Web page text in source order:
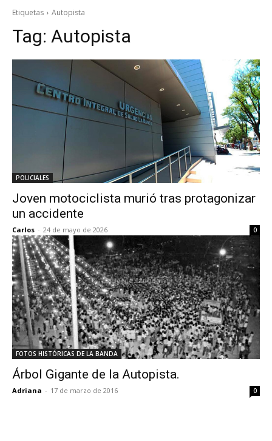
Etiquetas Autopista
Tag: Autopista
POLICIALES
Joven motociclista murió tras protagonizar
un accidente
Carlos - 24 de mayo de 2026 0
FOTOS HISTÓRICAS DE LA BANDA
Árbol Gigante de la Autopista.
Adriana - 17 de marzo de 2016 0